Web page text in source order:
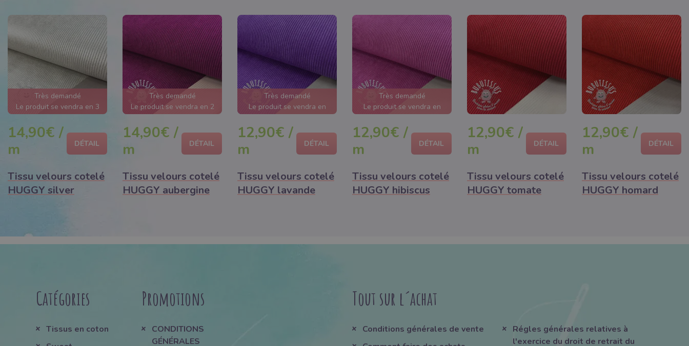
Très demandé
Le produit se vendra en 3
jours
14,90€ /
m
DÉTAIL
Tissu velours cotelé
HUGGY silver
Très demandé
Le produit se vendra en 2
jours
14,90€ /
m
DÉTAIL
Tissu velours cotelé
HUGGY aubergine
Très demandé
Le produit se vendra en
quelques heures
12,90€ /
m
DÉTAIL
Tissu velours cotelé
HUGGY lavande
Très demandé
Le produit se vendra en
quelques heures
12,90€ /
m
DÉTAIL
Tissu velours cotelé
HUGGY hibiscus
12,90€ /
m
DÉTAIL
Tissu velours cotelé
HUGGY tomate
12,90€ /
m
DÉTAIL
Tissu velours cotelé
HUGGY homard
Catégories
Tissus en coton
Promotions
CONDITIONS
GÉNÉRALES
Tout sur l´achat
Conditions générales de vente
Régles générales relatives à
l'exercice du droit de retrait du